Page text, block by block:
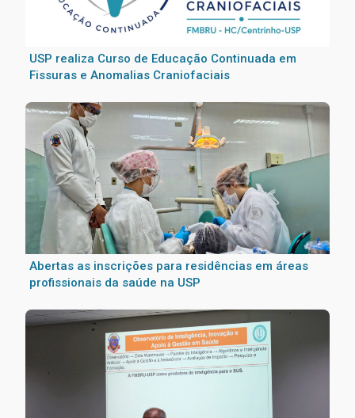
USP realiza Curso de Educação Continuada em
Fissuras e Anomalias Craniofaciais
Abertas as inscrições para residências em áreas
profissionais da saúde na USP